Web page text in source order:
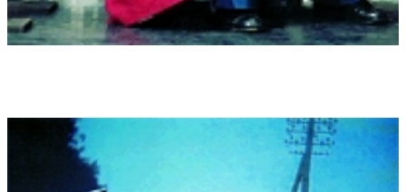
Atmosphäre schafft, instrumentale Charakteristika effektvoll
einsetzt. Das Schlagwerk-Potential wird routiniert ausgeschöpft.
Erregungssequenzen geschickt gesteigert. Mit sicherer
Die Görlitzer Uraufführung legt die Vermutung nahe, dass
Enjott Schneiders Oper Chancen für weitere Inszenierungen
besitzt. Beim Publikum finden geradlinige Handlungsopern
unverändert Zustimmung. "Langer, herzlicher, zustimmender
Beifall" (Gerhard Rohde).